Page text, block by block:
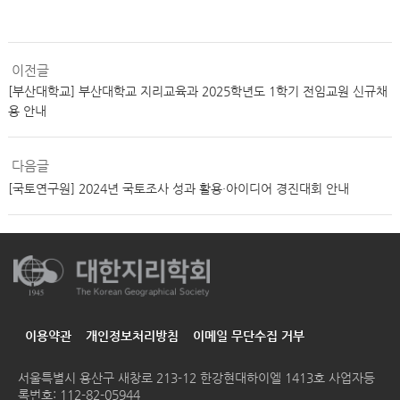
이전글
[부산대학교] 부산대학교 지리교육과 2025학년도 1학기 전임교원 신규채
용 안내
다음글
[국토연구원] 2024년 국토조사 성과 활용·아이디어 경진대회 안내
이용약관 개인정보처리방침 이메일 무단수집 거부
서울특별시 용산구 새창로 213-12 한강현대하이엘 1413호 사업자등
록번호: 112-82-05944